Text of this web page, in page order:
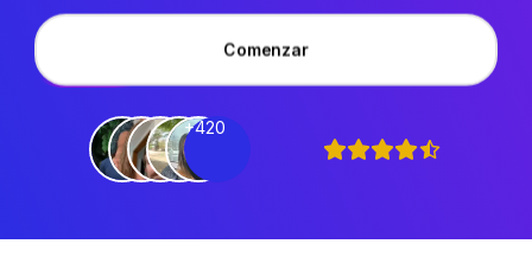
Comenzar
+420